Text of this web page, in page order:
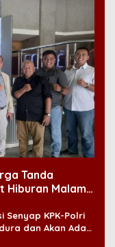
Tanda
Hiburan Malam
Senyap KPK-Polri
dan Akan Ada